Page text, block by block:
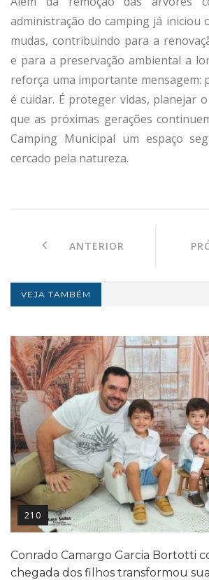
administração do camping já iniciou
mudas, contribuindo para a
e para a preservação ambiental a
reforça uma importante mensagem:
é cuidar. É proteger vidas, planejar
que as próximas gerações
Camping Municipal um espaço
cercado pela natureza.
ANTERIOR
VEJA TAMBÉM
210
Conrado Camargo Garcia Bortotti
chegada dos filhos transformou